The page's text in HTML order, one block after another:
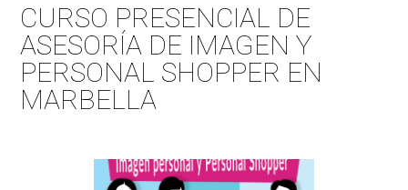
CURSO PRESENCIAL DE
ASESORÍA DE IMAGEN Y
PERSONAL SHOPPER EN
MARBELLA